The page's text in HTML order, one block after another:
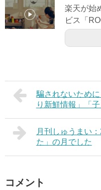
楽天が始
ビス「
騙されないため
り新鮮情報」「
月刊しゅうまい
た」の月でした
コメント